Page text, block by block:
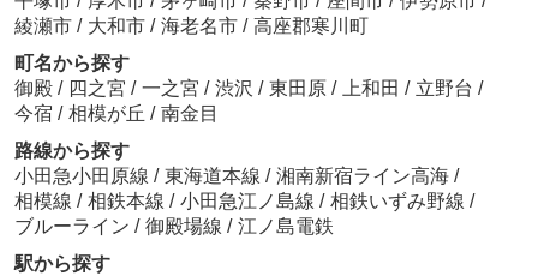
綾瀬市 / 大和市 / 海老名市 / 高座郡寒川町
町名から探す
御殿 / 四之宮 / 一之宮 / 渋沢 / 東田原 / 上和田 / 立野台 /
今宿 / 相模が丘 / 南金目
路線から探す
小田急小田原線 / 東海道本線 / 湘南新宿ライン高海 /
相模線 / 相鉄本線 / 小田急江ノ島線 / 相鉄いずみ野線 /
ブルーライン / 御殿場線 / 江ノ島電鉄
駅から探す